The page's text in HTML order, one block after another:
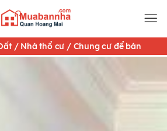
/ Nhà thổ cư / Chung cư để bán